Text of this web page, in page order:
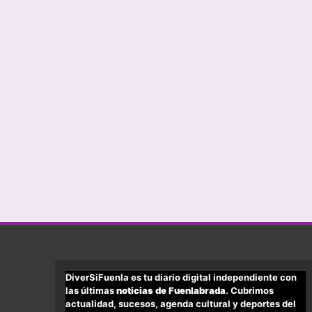
DiverSiFuenla es tu diario digital independiente con
las últimasnoticias de Fuenlabrada. Cubrimos
actualidad, sucesos, agenda cultural y deportes del